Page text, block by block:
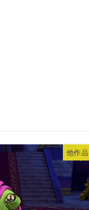
他作品